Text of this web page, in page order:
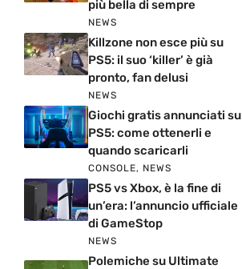
più bella di sempre
NEWS
Killzone non esce più su
PS5: il suo ‘killer’ è già
pronto, fan delusi
NEWS
Giochi gratis annunciati su
PS5: come ottenerli e
quando scaricarli
CONSOLE, NEWS
PS5 vs Xbox, è la fine di
un’era: l’annuncio ufficiale
di GameStop
NEWS
Polemiche su Ultimate